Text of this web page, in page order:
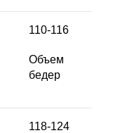
110-116
Объем
бедер
118-124